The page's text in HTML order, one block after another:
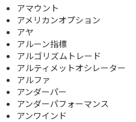
アマウント
アメリカンオプション
アヤ
アルーン指標
アルゴリズムトレード
アルティメットオシレーター
アルファ
アンダーパー
アンダーパフォーマンス
アンワインド